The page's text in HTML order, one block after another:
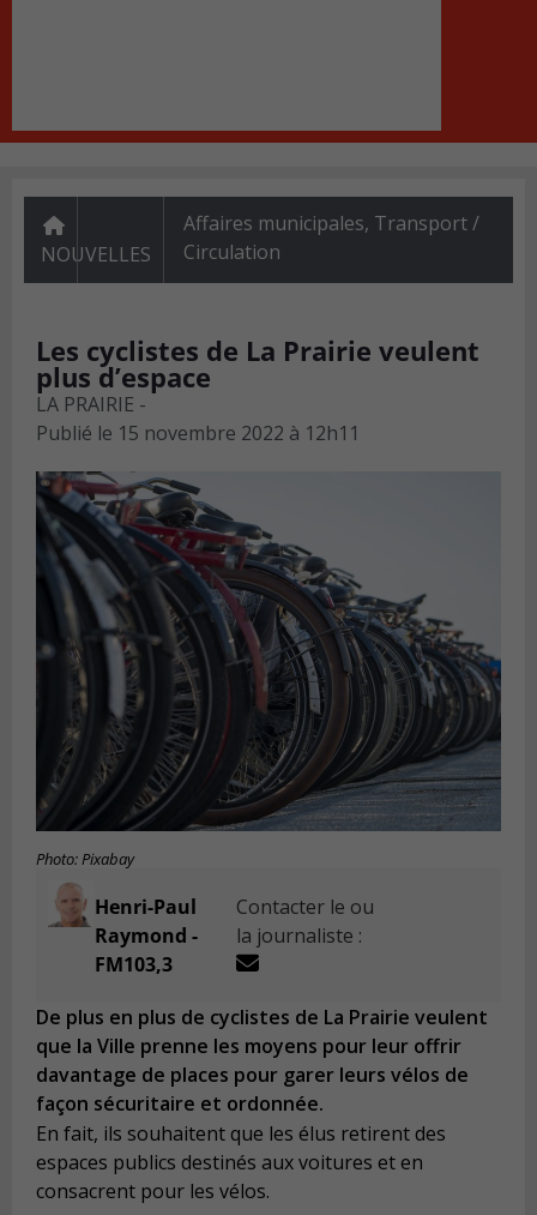
NOUVELLES
Affaires municipales, Transport /
Circulation
Les cyclistes de La Prairie veulent
plus d’espace
LA PRAIRIE -
Publié le 15 novembre 2022 à 12h11
Photo: Pixabay
Henri-Paul
Raymond -
FM103,3
Contacter le ou
la journaliste :
De plus en plus de cyclistes de La Prairie veulent
que la Ville prenne les moyens pour leur offrir
davantage de places pour garer leurs vélos de
façon sécuritaire et ordonnée.
En fait, ils souhaitent que les élus retirent des
espaces publics destinés aux voitures et en
consacrent pour les vélos.